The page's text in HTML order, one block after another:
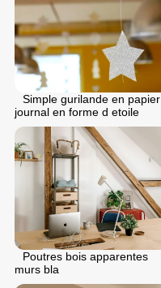
Simple gurilande en papier
journal en forme d etoile
Poutres bois apparentes
murs bla